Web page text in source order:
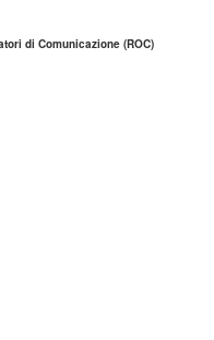
di Comunicazione (ROC)